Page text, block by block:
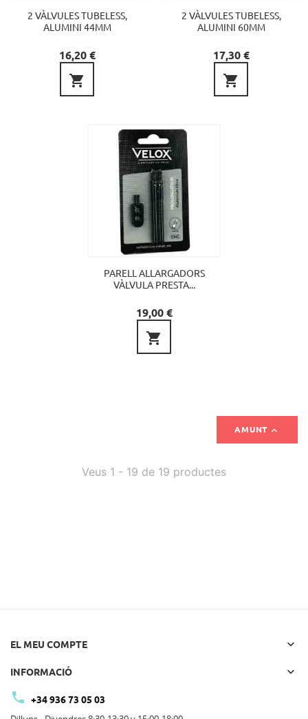
2 VÀLVULES TUBELESS,
ALUMINI 44MM
Preu
16,20 €

2 VÀLVULES TUBELESS,
ALUMINI 60MM
Preu
17,30 €

PARELL ALLARGADORS
VÀLVULA PRESTA...
Preu
19,00 €

AMUNT 
Veus 1 - 19 de 19 productes
EL MEU COMPTE 
INFORMACIÓ 
 +34 936 73 05 03